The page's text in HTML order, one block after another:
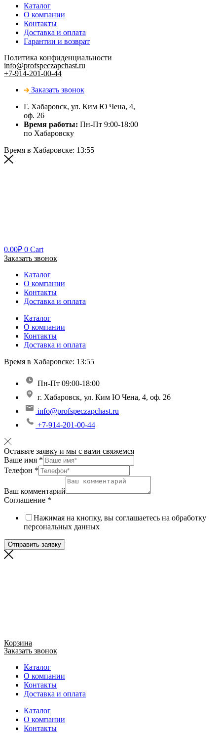
Каталог
О компании
Контакты
Доставка и оплата
Гарантии и возврат
Политика конфиденциальности
info@profspeczapchast.ru
+7-914-201-00-44
Заказать звонок
Г. Хабаровск, ул. Ким Ю Чена, 4,
оф. 26
Время работы: Пн-Пт 9:00-18:00
по Хабаровску
Время в Хабаровске: 13:55
0.00₽ 0 Cart
Заказать звонок
Каталог
О компании
Контакты
Доставка и оплата
Каталог
О компании
Контакты
Доставка и оплата
Время в Хабаровске: 13:55
Пн-Пт 09:00-18:00
г. Хабаровск, ул. Ким Ю Чена, 4, оф. 26
info@profspeczapchast.ru
+7-914-201-00-44
Оставьте заявку и мы с вами свяжемся
Ваше имя *
Телефон *
Ваш комментарий
Соглашение *
Нажимая на кнопку, вы соглашаетесь на обработку
персональных данных
Отправить заявку
Корзина
Заказать звонок
Каталог
О компании
Контакты
Доставка и оплата
Каталог
О компании
Контакты